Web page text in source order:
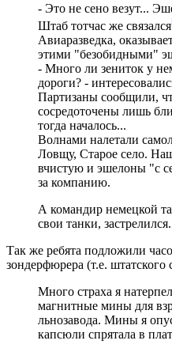
- Это не сено везут...
Штаб тотчас же связался
Авиаразведка,
этими "безобидными"
- Много ли зениток у
дороги? -
Партизаны сообщили,
сосредоточены лишь
тогда началось...
Волнами налетали
Ловщу, Старое село.
вчистую и эшелоны "с
за компанию.
А командир немецкой
свои танки, застрелился.
Так же ребята подложили
зондерфюрера (т.е.
Много страха я
магнитные мины для
льнозавода. Мины я
капсюли спрятала в